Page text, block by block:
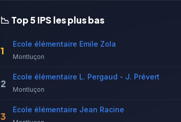
📉 Top 5 IPS les plus bas
1
Ecole élémentaire Emile Zola
Montluçon
2
Ecole élémentaire L. Pergaud - J. Prévert
Montluçon
3
Ecole élémentaire Jean Racine